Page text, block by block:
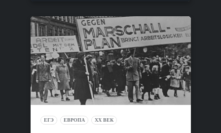
ЕГЭ ЕВРОПА XX ВЕК